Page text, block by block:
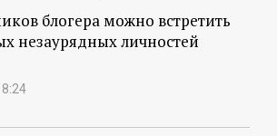
блогера можно встретить
незаурядных личностей